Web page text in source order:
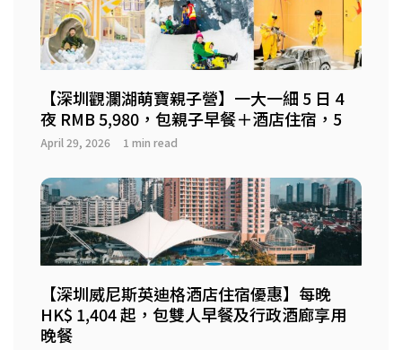
【深圳觀瀾湖萌寶親子營】一大一細 5 日 4
夜 RMB 5,980，包親子早餐＋酒店住宿，5
April 29, 2026 1 min read
【深圳威尼斯英迪格酒店住宿優惠】每晚
HK$ 1,404 起，包雙人早餐及行政酒廊享用
晚餐